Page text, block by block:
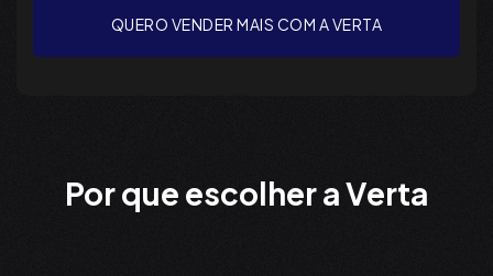
QUERO VENDER MAIS COM A VERTA
Por que escolher a Verta